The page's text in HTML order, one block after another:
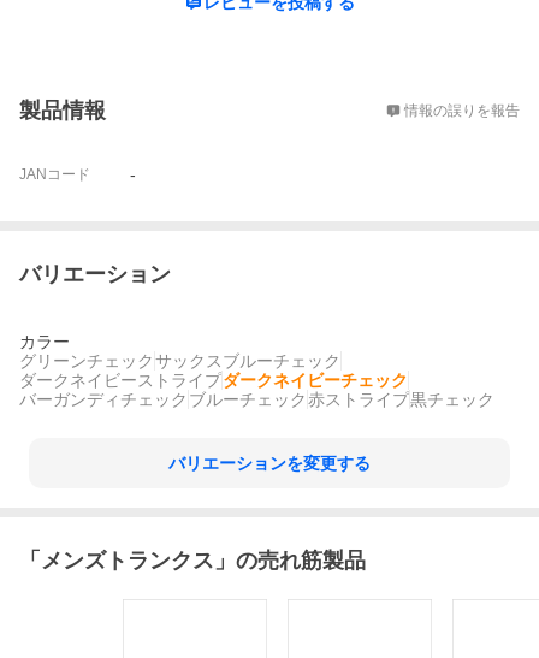
製品情報 情報の誤りを報告
JANコード -
バリエーション
カラー
グリーンチェックサックスブルーチェック
ダークネイビーストライプダークネイビーチェック
バーガンディチェック ブルーチェック赤ストライプ黒チェック
バリエーションを変更する
「 メンズトランクス 」の売れ筋製品